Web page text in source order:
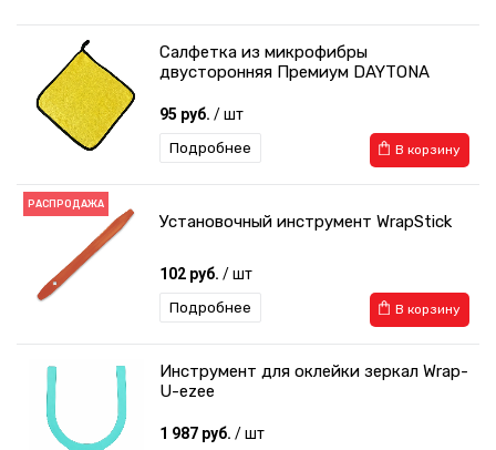
Салфетка из микрофибры
двусторонняя Премиум DAYTONA
95 руб. / шт
В корзину
Подробнее
РАСПРОДАЖА
Установочный инструмент WrapStick
102 руб. / шт
В корзину
Подробнее
Инструмент для оклейки зеркал Wrap-
U-ezee
1 987 руб. / шт